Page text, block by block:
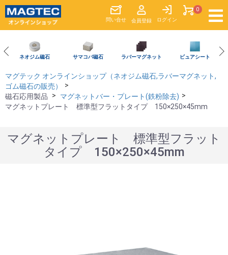
問い合せ 会員登録 ログイン
0
ネオジム磁石 サマコバ磁石 ラバーマグネット ビュアシート
マグテック オンラインショップ（ネオジム磁石,ラバーマグネット,
ゴム磁石の販売）
磁石応用製品
マグネットバー・プレート(鉄粉除去)
マグネットプレート 標準型フラットタイプ 150×250×45mm
マグネットプレート 標準型フラット
タイプ 150×250×45mm